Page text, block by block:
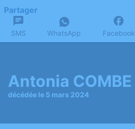
Partager
SMS WhatsApp Facebook
Antonia COMBE
décédée le 5 mars 2024